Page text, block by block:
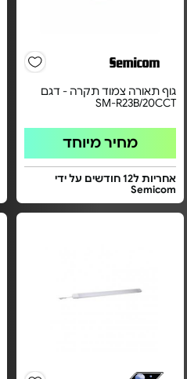
גוף תאורה צמוד תקרה - דגם
SM-R23B/20CCT
מחיר מיוחד
אחריות ל12 חודשים על ידי
Semicom